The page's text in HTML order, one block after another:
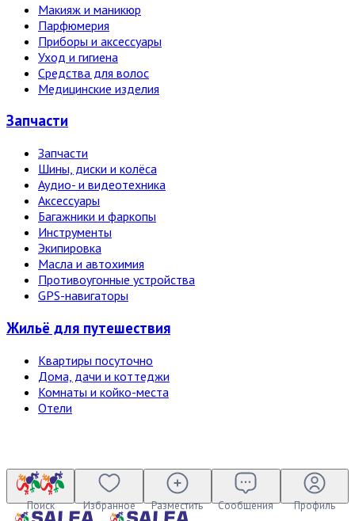
Макияж и маникюр
Парфюмерия
Приборы и аксессуары
Уход и гигиена
Средства для волос
Медицинские изделия
Запчасти
Запчасти
Шины, диски и колёса
Аудио- и видеотехника
Аксессуары
Багажники и фаркопы
Инструменты
Экипировка
Масла и автохимия
Противоугонные устройства
GPS-навигаторы
Жильё для путешествия
Квартиры посуточно
Дома, дачи и коттеджи
Комнаты и койко-места
Отели
Поиск Избранное Разместить Сообщения Профиль